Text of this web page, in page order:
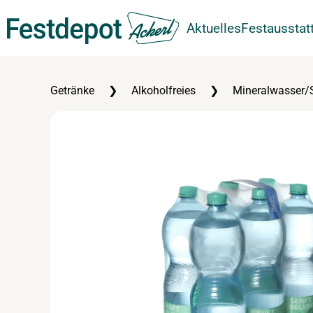
Zum Hauptinhalt springen Aktuelles
Getränke Alkoholfreies Mineralwasser/